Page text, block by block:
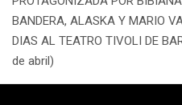
BANDERA, ALASKA Y MARIO
DIAS AL TEATRO TIVOLI DE
de abril)